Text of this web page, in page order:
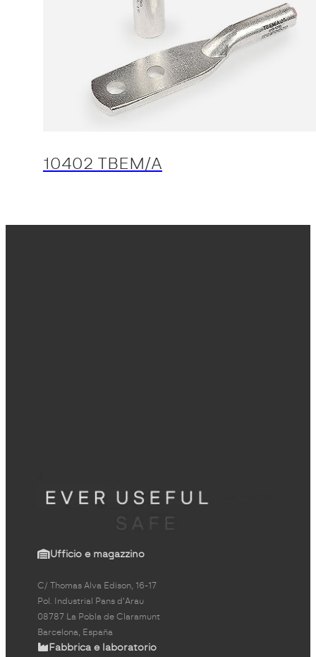
10402 TBEM/A
Ufficio e magazzino
C/ Thomas Alva Edison, 16-17
Pol. Industrial Pans d'Arau
08787 La Pobla de Claramunt
Barcelona, España
Fabbrica e laboratorio